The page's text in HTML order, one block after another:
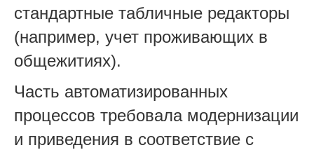
стандартные табличные редакторы
(например, учет проживающих в
общежитиях).
Часть автоматизированных
процессов требовала модернизации
и приведения в соответствие с